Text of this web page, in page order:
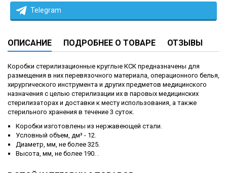
Telegram
ОПИСАНИЕ ПОДРОБНЕЕ О ТОВАРЕ ОТЗЫВЫ
Коробки стерилизационные круглые КСК предназначены для
размещения в них перевязочного материала, операционного белья,
хирургического инструмента и других предметов медицинского
назначения с целью стерилизации их в паровых медицинских
стерилизаторах и доставки к месту использования, а также
стерильного хранения в течение 3 суток.
Коробки изготовлены из нержавеющей стали.
Условный объем, дм³ - 12.
Диаметр, мм, не более 325.
Высота, мм, не более 190. .